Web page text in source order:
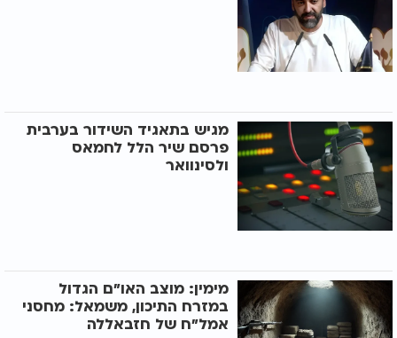
מגיש בתאגיד השידור בערבית
פרסם שיר הלל לחמאס
ולסינוואר
מימין: מוצב האו"ם הגדול
במזרח התיכון, משמאל: מחסני
אמל"ח של חזבאללה